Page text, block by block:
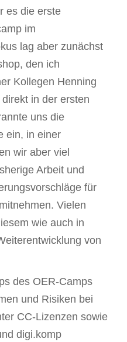
es die erste
im
lag aber zunächst
den ich
Kollegen Henning
in der ersten
uns die
ein, in einer
wir aber viel
Arbeit und
für
Vielen
wie auch in
von
des OER-Camps
und Risiken bei
CC-Lizenzen sowie
digi.komp